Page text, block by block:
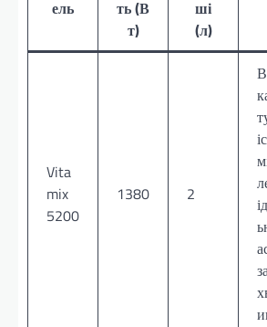
ель
ть (В
т)
ші
(л)
Vita
mix
5200
1380 2